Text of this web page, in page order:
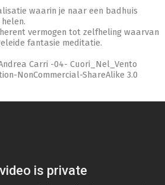
waarin je naar een badhuis
vermogen tot zelfheling waarvan
fantasie meditatie.
Carri -04- Cuori_Nel_Vento
NonCommercial-ShareAlike 3.0